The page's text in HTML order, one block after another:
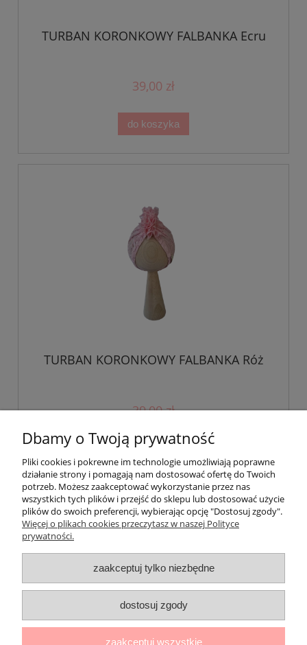
TURBAN KORONKOWY FALBANKA Ecru
39,00 zł
do koszyka
TURBAN KORONKOWY FALBANKA Róż
39,00 zł
do koszyka
Pomoc
Płatności i dostawa
O nas
Dbamy o Twoją prywatność
Pliki cookies i pokrewne im technologie umożliwiają poprawne
działanie strony i pomagają nam dostosować ofertę do Twoich
potrzeb. Możesz zaakceptować wykorzystanie przez nas
wszystkich tych plików i przejść do sklepu lub dostosować użycie
plików do swoich preferencji, wybierając opcję "Dostosuj zgody".
Więcej o plikach cookies przeczytasz w naszej Polityce
prywatności.
zaakceptuj tylko niezbędne
dostosuj zgody
zaakceptuj wszystkie